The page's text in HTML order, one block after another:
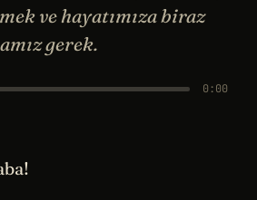
ve hayatımıza biraz
gerek.
0:00